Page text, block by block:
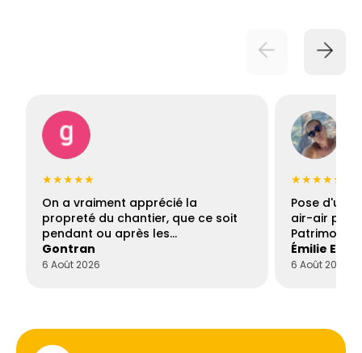
★★★★★
On a vraiment apprécié la
propreté du chantier, que ce soit
pendant ou après les…
Gontran
6 Août 2026
★★★★★
Pose d'une
air-air par
Patrimoine
Émilie
6 Août 2026